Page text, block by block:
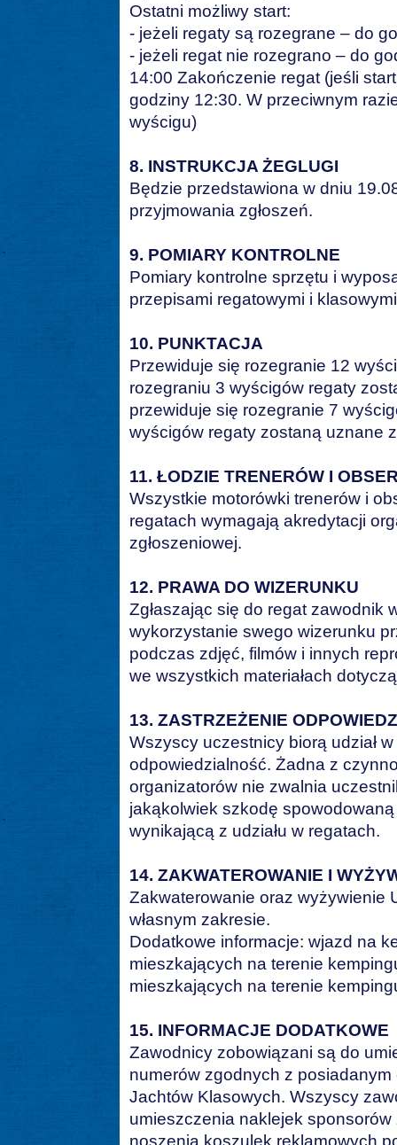
Ostatni możliwy start:
- jeżeli regaty są rozegrane – do
- jeżeli regat nie rozegrano – do
14:00 Zakończenie regat (jeśli
godziny 12:30. W przeciwnym
wyścigu)
8. INSTRUKCJA ŻEGLUGI
Będzie przedstawiona w dniu
przyjmowania zgłoszeń.
9. POMIARY KONTROLNE
Pomiary kontrolne sprzętu i
przepisami regatowymi i
10. PUNKTACJA
Przewiduje się rozegranie 12
rozegraniu 3 wyścigów regaty
przewiduje się rozegranie 7
wyścigów regaty zostaną uznane
11. ŁODZIE TRENERÓW I
Wszystkie motorówki trenerów i
regatach wymagają akredytacji
zgłoszeniowej.
12. PRAWA DO WIZERUNKU
Zgłaszając się do regat zawodnik
wykorzystanie swego wizerunku
podczas zdjęć, filmów i innych
we wszystkich materiałach
13. ZASTRZEŻENIE
Wszyscy uczestnicy biorą udział
odpowiedzialność. Żadna z
organizatorów nie zwalnia
jakąkolwiek szkodę
wynikającą z udziału w regatach.
14. ZAKWATEROWANIE I
Zakwaterowanie oraz wyżywienie
własnym zakresie.
Dodatkowe informacje: wjazd na
mieszkających na terenie
mieszkających na terenie
15. INFORMACJE DODATKOWE
Zawodnicy zobowiązani są do
numerów zgodnych z
Jachtów Klasowych. Wszyscy
umieszczenia naklejek
noszenia koszulek reklamowych